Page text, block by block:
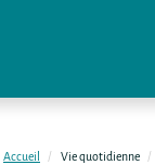
Accueil Vie quotidienne